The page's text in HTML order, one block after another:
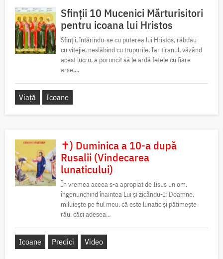
Sfinții 10 Mucenici Mărturisitori
pentru icoana lui Hristos
Sfinții, întărindu-se cu puterea lui Hristos, răbdau
cu vitejie, neslăbind cu trupurile. Iar tiranul, văzând
acest lucru, a poruncit să le ardă fețele cu fiare
arse,...
Viață Icoane
✝) Duminica a 10-a după
Rusalii (Vindecarea
lunaticului)
În vremea aceea s-a apropiat de Iisus un om,
îngenunchind înaintea Lui și zicându-I: Doamne,
miluiește pe fiul meu, că este lunatic și pătimește
rău, căci adesea...
Icoane Predici Video